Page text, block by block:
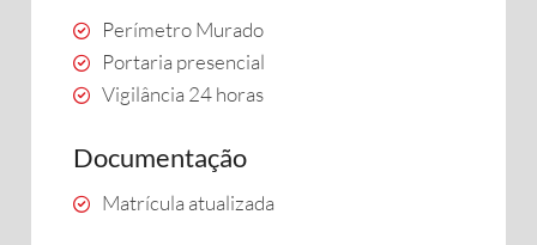
Perímetro Murado
Portaria presencial
Vigilância 24 horas
Documentação
Matrícula atualizada